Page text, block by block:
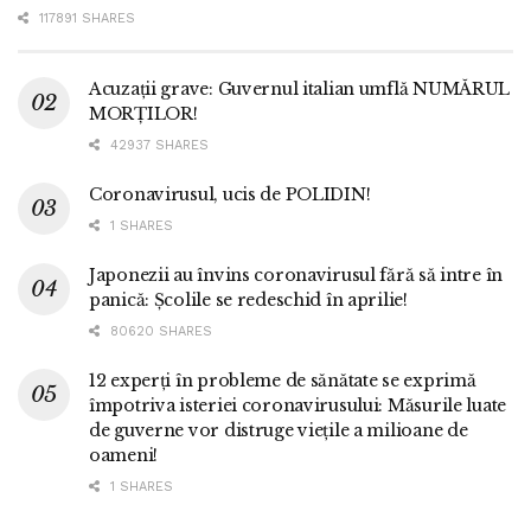
117891 SHARES
Acuzații grave: Guvernul italian umflă NUMĂRUL
MORȚILOR!
42937 SHARES
Coronavirusul, ucis de POLIDIN!
1 SHARES
Japonezii au învins coronavirusul fără să intre în
panică: Școlile se redeschid în aprilie!
80620 SHARES
12 experți în probleme de sănătate se exprimă
împotriva isteriei coronavirusului: Măsurile luate
de guverne vor distruge viețile a milioane de
oameni!
1 SHARES